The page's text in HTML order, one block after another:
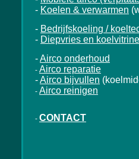
- Koelen & verwarmen
- Bedrijfskoeling /
- Diepvries en
-Airco onderhoud
- Airco reparatie
-Airco bijvullen
- Airco reinigen
- CONTACT